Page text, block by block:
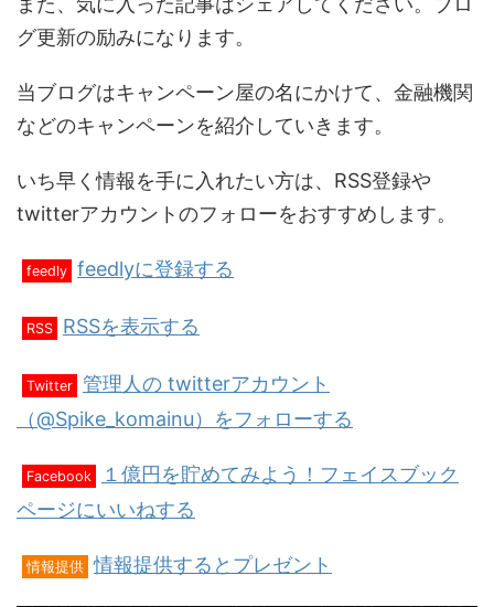
グ更新の励みになります。
当ブログはキャンペーン屋の名にかけて、金融機関
などのキャンペーンを紹介していきます。
いち早く情報を手に入れたい方は、RSS登録や
twitterアカウントのフォローをおすすめします。
feedly feedlyに登録する
RSS RSSを表示する
Twitter 管理人の twitterアカウント
（@Spike_komainu）をフォローする
Facebook
１億円を貯めてみよう！フェイスブック
ページにいいねする
情報提供 情報提供するとプレゼント